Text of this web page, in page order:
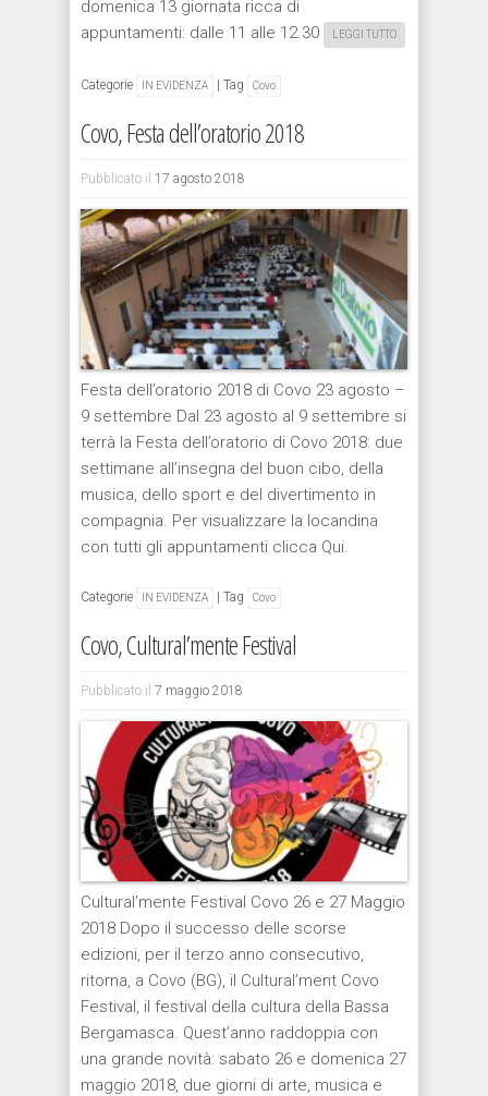
domenica 13 giornata ricca di
appuntamenti: dalle 11 alle 12.30
LEGGI TUTTO
Categorie IN EVIDENZA Tag Covo
Covo, Festa dell’oratorio 2018
Pubblicato il 17 agosto 2018
Festa dell’oratorio 2018 di Covo 23 agosto –
9 settembre Dal 23 agosto al 9 settembre si
terrà la Festa dell’oratorio di Covo 2018: due
settimane all’insegna del buon cibo, della
musica, dello sport e del divertimento in
compagnia. Per visualizzare la locandina
con tutti gli appuntamenti clicca Qui.
Categorie IN EVIDENZA Tag Covo
Covo, Cultural’mente Festival
Pubblicato il 7 maggio 2018
Cultural’mente Festival Covo 26 e 27 Maggio
2018 Dopo il successo delle scorse
edizioni, per il terzo anno consecutivo,
ritorna, a Covo (BG), il Cultural’ment Covo
Festival, il festival della cultura della Bassa
Bergamasca. Quest’anno raddoppia con
una grande novità: sabato 26 e domenica 27
maggio 2018, due giorni di arte, musica e